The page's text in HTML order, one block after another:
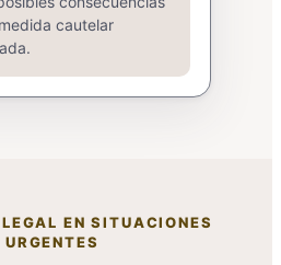
cautelar
EN SITUACIONES